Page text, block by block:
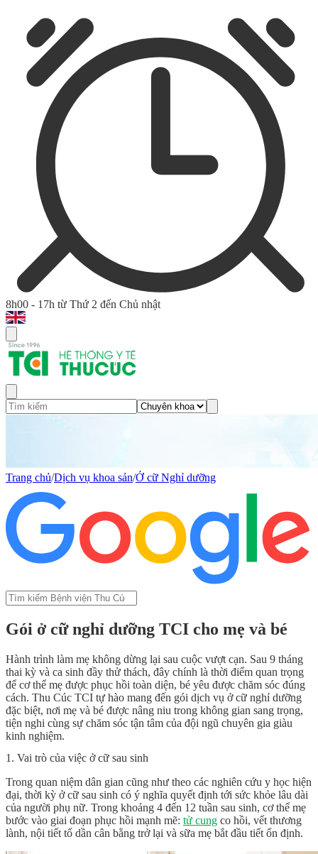
8h00 - 17h từ Thứ 2 đến Chủ nhật
Trang chủ/Dịch vụ khoa sản/Ở cữ Nghỉ dưỡng
Gói ở cữ nghỉ dưỡng TCI cho mẹ và bé
Hành trình làm mẹ không dừng lại sau cuộc vượt cạn. Sau 9 tháng
thai kỳ và ca sinh đầy thử thách, đây chính là thời điểm quan trọng
để cơ thể mẹ được phục hồi toàn diện, bé yêu được chăm sóc đúng
cách. Thu Cúc TCI tự hào mang đến gói dịch vụ ở cữ nghỉ dưỡng
đặc biệt, nơi mẹ và bé được nâng niu trong không gian sang trọng,
tiện nghi cùng sự chăm sóc tận tâm của đội ngũ chuyên gia giàu
kinh nghiệm.
1. Vai trò của việc ở cữ sau sinh
Trong quan niệm dân gian cũng như theo các nghiên cứu y học hiện
đại, thời kỳ ở cữ sau sinh có ý nghĩa quyết định tới sức khỏe lâu dài
của người phụ nữ. Trong khoảng 4 đến 12 tuần sau sinh, cơ thể mẹ
bước vào giai đoạn phục hồi mạnh mẽ: tử cung co hồi, vết thương
lành, nội tiết tố dần cân bằng trở lại và sữa mẹ bắt đầu tiết ổn định.